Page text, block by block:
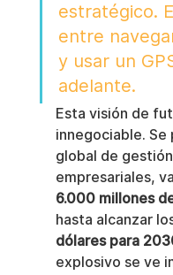
estratégico.
entre
y usar un
adelante.
Esta visión de
innegociable.
global de
empresariales,
6.000 millones
hasta alcanzar
dólares para
explosivo se ve